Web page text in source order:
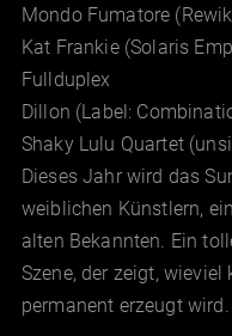
Mondo Fumatore
Kat Frankie (Solaris
Fullduplex
Dillon (Label:
Shaky Lulu Quartet
Dieses Jahr wird das
weiblichen Künstlern,
alten Bekannten. Ein
Szene, der zeigt,
permanent erzeugt